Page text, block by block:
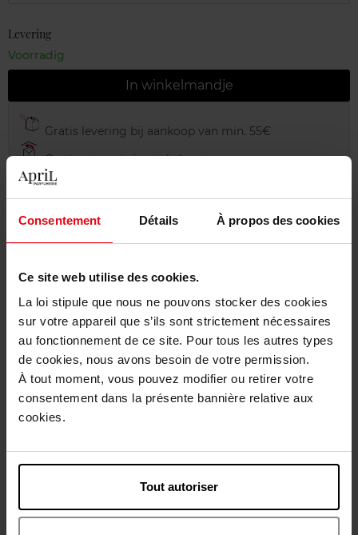
Consentement Détails À propos des cookies
Ce site web utilise des cookies.
La loi stipule que nous ne pouvons stocker des cookies
sur votre appareil que s’ils sont strictement nécessaires
au fonctionnement de ce site. Pour tous les autres types
de cookies, nous avons besoin de votre permission.
À tout moment, vous pouvez modifier ou retirer votre
consentement dans la présente bannière relative aux
cookies.
Tout autoriser
Levering
Voorradig
In winkelmandje
Gratis levering bij aankoop van min. 55€
Gratis retour in je winkelpunt
Gratis verpakking
Beschrijving
Gebruiksadvies
Karakteristieken
Nog iets vergeten ?